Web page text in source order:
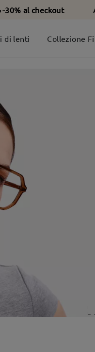
30% al checkout
di lenti Collezione